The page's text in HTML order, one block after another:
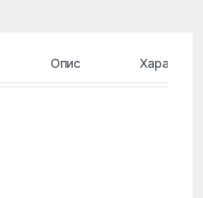
Опис